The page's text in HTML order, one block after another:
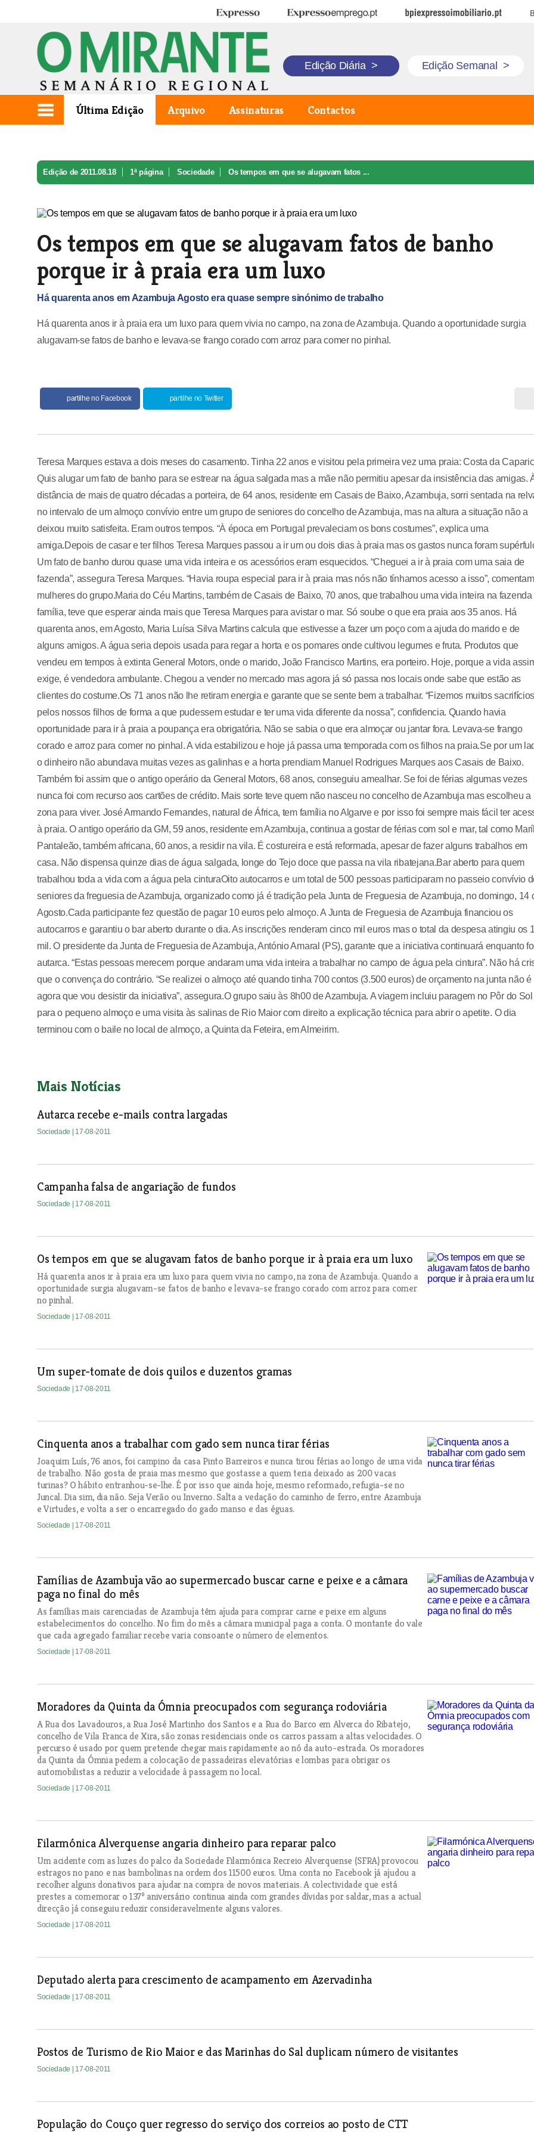
Expresso Expresso Emprego BPI Expresso Imobiliário
Edição Diária > Edição Semanal >
Última Edição Arquivo Assinaturas Contactos
Edição de 2011.08.18 1ª página Sociedade Os tempos em que se alugavam fatos ...
Os tempos em que se alugavam fatos de banho
porque ir à praia era um luxo
Há quarenta anos em Azambuja Agosto era quase sempre sinónimo de trabalho
Há quarenta anos ir à praia era um luxo para quem vivia no campo, na zona de Azambuja. Quando a oportunidade surgia
alugavam-se fatos de banho e levava-se frango corado com arroz para comer no pinhal.
partilhe no Facebook partilhe no Twitter
Teresa Marques estava a dois meses do casamento. Tinha 22 anos e visitou pela primeira vez uma praia: Costa da
Quis alugar um fato de banho para se estrear na água salgada mas a mãe não permitiu apesar da insistência das amigas.
distância de mais de quatro décadas a porteira, de 64 anos, residente em Casais de Baixo, Azambuja, sorri sentada na
no intervalo de um almoço convívio entre um grupo de seniores do concelho de Azambuja, mas na altura a situação não a
deixou muito satisfeita. Eram outros tempos. “À época em Portugal prevaleciam os bons costumes”, explica uma
amiga.Depois de casar e ter filhos Teresa Marques passou a ir um ou dois dias à praia mas os gastos nunca foram
Um fato de banho durou quase uma vida inteira e os acessórios eram esquecidos. “Cheguei a ir à praia com uma saia de
fazenda”, assegura Teresa Marques. “Havia roupa especial para ir à praia mas nós não tínhamos acesso a isso”,
mulheres do grupo.Maria do Céu Martins, também de Casais de Baixo, 70 anos, que trabalhou uma vida inteira na fazenda
família, teve que esperar ainda mais que Teresa Marques para avistar o mar. Só soube o que era praia aos 35 anos. Há
quarenta anos, em Agosto, Maria Luísa Silva Martins calcula que estivesse a fazer um poço com a ajuda do marido e de
alguns amigos. A água seria depois usada para regar a horta e os pomares onde cultivou legumes e fruta. Produtos que
vendeu em tempos à extinta General Motors, onde o marido, João Francisco Martins, era porteiro. Hoje, porque a vida
exige, é vendedora ambulante. Chegou a vender no mercado mas agora já só passa nos locais onde sabe que estão as
clientes do costume.Os 71 anos não lhe retiram energia e garante que se sente bem a trabalhar. “Fizemos muitos sacrifícios
pelos nossos filhos de forma a que pudessem estudar e ter uma vida diferente da nossa”, confidencia. Quando havia
oportunidade para ir à praia a poupança era obrigatória. Não se sabia o que era almoçar ou jantar fora. Levava-se frango
corado e arroz para comer no pinhal. A vida estabilizou e hoje já passa uma temporada com os filhos na praia.Se por um
o dinheiro não abundava muitas vezes as galinhas e a horta prendiam Manuel Rodrigues Marques aos Casais de Baixo.
Também foi assim que o antigo operário da General Motors, 68 anos, conseguiu amealhar. Se foi de férias algumas vezes
nunca foi com recurso aos cartões de crédito. Mais sorte teve quem não nasceu no concelho de Azambuja mas escolheu a
zona para viver. José Armando Fernandes, natural de África, tem família no Algarve e por isso foi sempre mais fácil ter
à praia. O antigo operário da GM, 59 anos, residente em Azambuja, continua a gostar de férias com sol e mar, tal como
Pantaleão, também africana, 60 anos, a residir na vila. É costureira e está reformada, apesar de fazer alguns trabalhos em
casa. Não dispensa quinze dias de água salgada, longe do Tejo doce que passa na vila ribatejana.Bar aberto para quem
trabalhou toda a vida com a água pela cinturaOito autocarros e um total de 500 pessoas participaram no passeio convívio
seniores da freguesia de Azambuja, organizado como já é tradição pela Junta de Freguesia de Azambuja, no domingo, 14
Agosto.Cada participante fez questão de pagar 10 euros pelo almoço. A Junta de Freguesia de Azambuja financiou os
autocarros e garantiu o bar aberto durante o dia. As inscrições renderam cinco mil euros mas o total da despesa atingiu os
mil. O presidente da Junta de Freguesia de Azambuja, António Amaral (PS), garante que a iniciativa continuará enquanto
autarca. “Estas pessoas merecem porque andaram uma vida inteira a trabalhar no campo de água pela cintura”. Não há
que o convença do contrário. “Se realizei o almoço até quando tinha 700 contos (3.500 euros) de orçamento na junta não é
agora que vou desistir da iniciativa”, assegura.O grupo saiu às 8h00 de Azambuja. A viagem incluiu paragem no Pôr do Sol
para o pequeno almoço e uma visita às salinas de Rio Maior com direito a explicação técnica para abrir o apetite. O dia
terminou com o baile no local de almoço, a Quinta da Feteira, em Almeirim.
Mais Notícias
Autarca recebe e-mails contra largadas
Sociedade | 17-08-2011
Campanha falsa de angariação de fundos
Sociedade | 17-08-2011
Os tempos em que se alugavam fatos de banho porque ir à praia era um luxo
Há quarenta anos ir à praia era um luxo para quem vivia no campo, na zona de Azambuja. Quando a
oportunidade surgia alugavam-se fatos de banho e levava-se frango corado com arroz para comer
no pinhal.
Sociedade | 17-08-2011
Um super-tomate de dois quilos e duzentos gramas
Sociedade | 17-08-2011
Cinquenta anos a trabalhar com gado sem nunca tirar férias
Joaquim Luís, 76 anos, foi campino da casa Pinto Barreiros e nunca tirou férias ao longo de uma vida
de trabalho. Não gosta de praia mas mesmo que gostasse a quem teria deixado as 200 vacas
turinas? O hábito entranhou-se-lhe. É por isso que ainda hoje, mesmo reformado, refugia-se no
Juncal. Dia sim, dia não. Seja Verão ou Inverno. Salta a vedação do caminho de ferro, entre Azambuja
e Virtudes, e volta a ser o encarregado do gado manso e das éguas.
Sociedade | 17-08-2011
Famílias de Azambuja vão ao supermercado buscar carne e peixe e a câmara
paga no final do mês
As famílias mais carenciadas de Azambuja têm ajuda para comprar carne e peixe em alguns
estabelecimentos do concelho. No fim do mês a câmara municipal paga a conta. O montante do vale
que cada agregado familiar recebe varia consoante o número de elementos.
Sociedade | 17-08-2011
Moradores da Quinta da Ómnia preocupados com segurança rodoviária
A Rua dos Lavadouros, a Rua José Martinho dos Santos e a Rua do Barco em Alverca do Ribatejo,
concelho de Vila Franca de Xira, são zonas residenciais onde os carros passam a altas velocidades. O
percurso é usado por quem pretende chegar mais rapidamente ao nó da auto-estrada. Os moradores
da Quinta da Ómnia pedem a colocação de passadeiras elevatórias e lombas para obrigar os
automobilistas a reduzir a velocidade à passagem no local.
Sociedade | 17-08-2011
Filarmónica Alverquense angaria dinheiro para reparar palco
Um acidente com as luzes do palco da Sociedade Filarmónica Recreio Alverquense (SFRA) provocou
estragos no pano e nas bambolinas na ordem dos 11500 euros. Uma conta no Facebook já ajudou a
recolher alguns donativos para ajudar na compra de novos materiais. A colectividade que está
prestes a comemorar o 137º aniversário continua ainda com grandes dívidas por saldar, mas a actual
direcção já conseguiu reduzir consideravelmente alguns valores.
Sociedade | 17-08-2011
Deputado alerta para crescimento de acampamento em Azervadinha
Sociedade | 17-08-2011
Postos de Turismo de Rio Maior e das Marinhas do Sal duplicam número de visitantes
Sociedade | 17-08-2011
População do Couço quer regresso do serviço dos correios ao posto de CTT